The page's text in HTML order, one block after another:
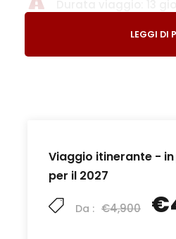
Viaggio itinerante -
per il 2027
Da : €4,900
Luogo d'incontro:
Fiumicino
Per informazioni:
Adriano 340 9778659
LEGGI DI